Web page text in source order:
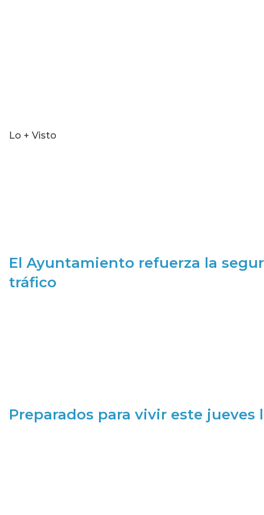
Lo + Visto
El Ayuntamiento refuerza la
tráfico
Preparados para vivir este jueves